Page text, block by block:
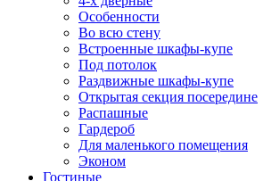
Особенности
Во всю стену
Встроенные шкафы-купе
Под потолок
Раздвижные шкафы-купе
Открытая секция посередине
Распашные
Гардероб
Для маленького помещения
Эконом
Гостиные